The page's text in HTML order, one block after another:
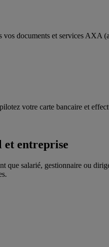
documents et services AXA
votre carte bancaire et
et entreprise
que salarié, gestionnaire ou